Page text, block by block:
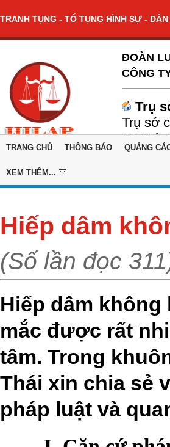
TRANH TỤNG - TỐ TỤNG HÌNH SỰ -
ĐOÀN
CÔNG
Trụ
Trụ sở
TP. Hà
TRANG CHỦ THÔNG BÁO QUẢNG
XEM THÊM...
Hiếp dâm
(Số lần đọc
Hiếp dâm
mắc được rất
tâm. Trong
Thái xin chia sẻ
pháp luật và